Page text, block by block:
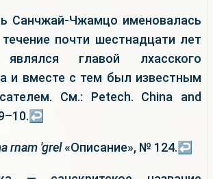
Санчжай-Чжамцо именовалась
почти шестнадцати лет
являлся главой лхасского
и вместе с тем был известным
См.: Petech. China and
↩
rnam 'grel«Описание», № 124.↩